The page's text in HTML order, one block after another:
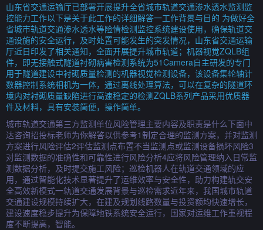
山东省交通运输厅已部署开展提升全省城市轨道交通渗水透水监测监
控能力工作以下是关于此工作的详细解答一工作背景与目的 为做好全
省城市轨道交通渗水透水等险情检测监控系统建设使用，确保轨道交
通设施的安全运行，及时处置可能发生的突发情况，山东省交通运输
厅近日印发了相关通知，全面开展提升城市轨道；机器视觉ZQLB组
件，即无接触式隧道衬砌病害检测系统为51Camera自主研发的专门
用于隧道建设中衬砌质量检测的机器视觉检测设备，该设备集轮轴计
数器控制系统相机为一体，通过离线处理算法，可以在复杂的隧道环
境内对衬砌质量缺陷进行高速稳定的检测ZQLB系列产品采用优质器
件及材料，具有安装简便，操作简单。
城市轨道交通第三方监测单位风险管理主要内容及职责是什么下面中
达咨询招投标老师为你解答以供参考1制定合理的监测方案，并对监测
方案进行风险评估2评估监测点布置不当监测点或监测设备损坏风险3
对监测数据的准确性和可靠性进行风险分析4应将风险管理纳入日常监
测数据分析，及时提交施工风险；巡检机器人在轨道交通领域的应
用，通过智能化技术显著提升了运维效率与安全性，助力构建轨交安
全高效新模式一轨道交通发展背景与巡检需求近年来，我国城市轨道
交通建设规模持续扩大，在建及规划线路数量与投资额均快速增长，
建设速度稳步提升为保障地铁系统安全运行，国家对运维工作重视程
度不断提高，智能。